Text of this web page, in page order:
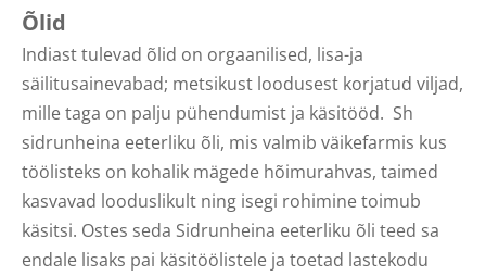
Õlid
Indiast tulevad õlid on orgaanilised, lisa-ja
säilitusainevabad; metsikust loodusest korjatud viljad,
mille taga on palju pühendumist ja käsitööd. Sh
sidrunheina eeterliku õli, mis valmib väikefarmis kus
töölisteks on kohalik mägede hõimurahvas, taimed
kasvavad looduslikult ning isegi rohimine toimub
käsitsi. Ostes seda Sidrunheina eeterliku õli teed sa
endale lisaks pai käsitöölistele ja toetad lastekodu